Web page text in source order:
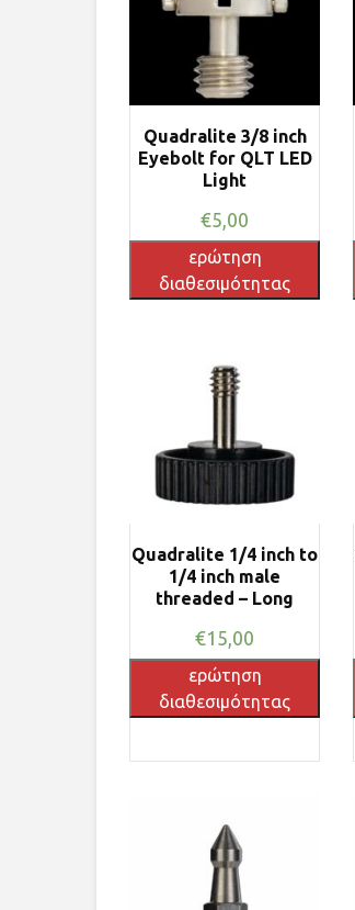
Quadralite 3/8 inch
Eyebolt for QLT LED
Light
€5,00
ερώτηση
διαθεσιμότητας
Quadralite 1/4 inch to
1/4 inch male
threaded – Long
€15,00
ερώτηση
διαθεσιμότητας